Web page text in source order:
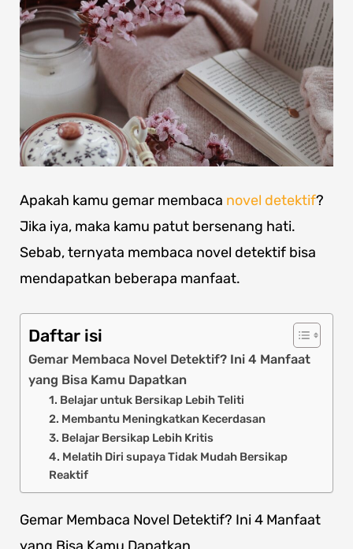
Apakah kamu gemar membaca novel detektif?
Jika iya, maka kamu patut bersenang hati.
Sebab, ternyata membaca novel detektif bisa
mendapatkan beberapa manfaat.
Daftar isi
Gemar Membaca Novel Detektif? Ini 4 Manfaat
yang Bisa Kamu Dapatkan
1. Belajar untuk Bersikap Lebih Teliti
2. Membantu Meningkatkan Kecerdasan
3. Belajar Bersikap Lebih Kritis
4. Melatih Diri supaya Tidak Mudah Bersikap
Reaktif
Gemar Membaca Novel Detektif? Ini 4 Manfaat